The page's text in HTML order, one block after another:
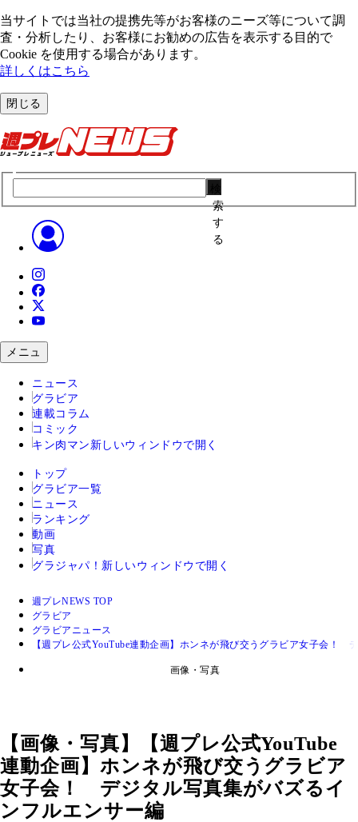
当サイトでは当社の提携先等がお客様のニーズ等について調
査・分析したり、お客様にお勧めの広告を表⽰する⽬的で
Cookie を使⽤する場合があります。
詳しくはこちら
閉じる
索
す
る
メニュ
ニュース
グラビア
連載コラム
コミック
キン肉マン 新しいウィンドウで開く
トップ
グラビア一覧
ニュース
ランキング
動画
写真
グラジャパ！ 新しいウィンドウで開く
週プレNEWS TOP
グラビア
グラビアニュース
【週プレ公式YouTube連動企画】ホンネが飛び交うグラビア女子会！
画像・写真
【画像・写真】【週プレ公式YouTube
連動企画】ホンネが飛び交うグラビア
女子会！ デジタル写真集がバズるイ
ンフルエンサー編